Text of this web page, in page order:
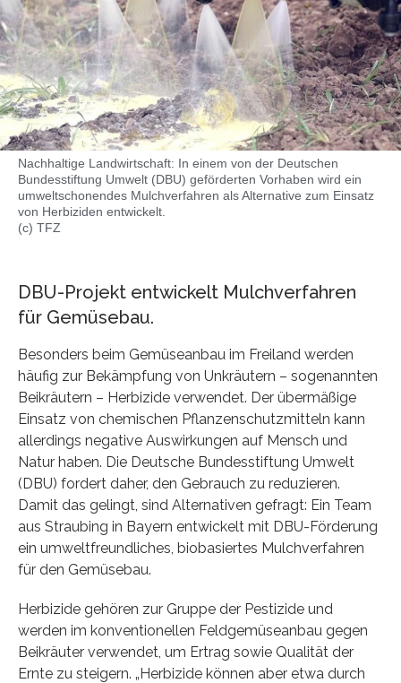
Nachhaltige Landwirtschaft: In einem von der Deutschen
Bundesstiftung Umwelt (DBU) geförderten Vorhaben wird ein
umweltschonendes Mulchverfahren als Alternative zum Einsatz
von Herbiziden entwickelt.
(c) TFZ
DBU-Projekt entwickelt Mulchverfahren
für Gemüsebau.
Besonders beim Gemüseanbau im Freiland werden
häufig zur Bekämpfung von Unkräutern – sogenannten
Beikräutern – Herbizide verwendet. Der übermäßige
Einsatz von chemischen Pflanzenschutzmitteln kann
allerdings negative Auswirkungen auf Mensch und
Natur haben. Die Deutsche Bundesstiftung Umwelt
(DBU) fordert daher, den Gebrauch zu reduzieren.
Damit das gelingt, sind Alternativen gefragt: Ein Team
aus Straubing in Bayern entwickelt mit DBU-Förderung
ein umweltfreundliches, biobasiertes Mulchverfahren
für den Gemüsebau.
Herbizide gehören zur Gruppe der Pestizide und
werden im konventionellen Feldgemüseanbau gegen
Beikräuter verwendet, um Ertrag sowie Qualität der
Ernte zu steigern. „Herbizide können aber etwa durch